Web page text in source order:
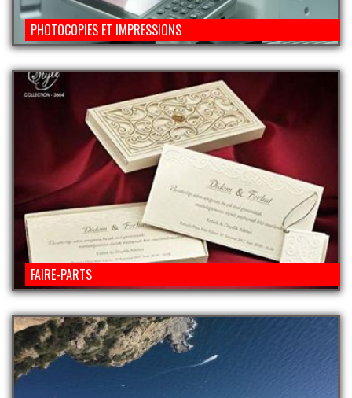
PHOTOCOPIES ET IMPRESSIONS
FAIRE-PARTS